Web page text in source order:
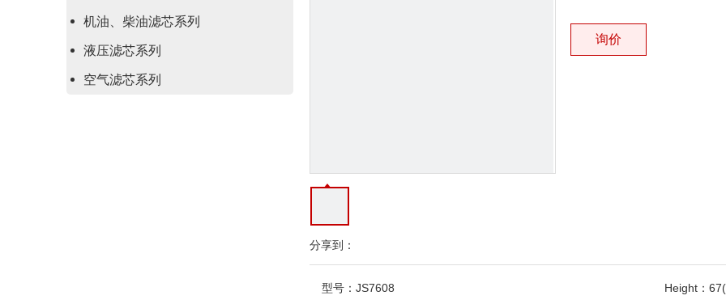
机油、柴油滤芯系列
液压滤芯系列
空气滤芯系列
分享到：
询价
型号： JS7608 Height：